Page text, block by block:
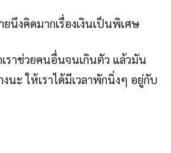
นึงคิดมากเรื่องเงินเป็นพิเศษ
ราช่วยคนอื่นจนเกินตัว แล้วมัน
นะ ให้เราได้มีเวลาพักนิ่งๆ อยู่กับ